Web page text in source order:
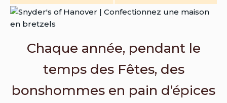
Chaque année, pendant le
temps des Fêtes, des
bonshommes en pain d’épices